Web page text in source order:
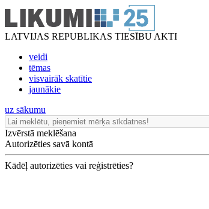
LATVIJAS REPUBLIKAS TIESĪBU AKTI
veidi
tēmas
visvairāk skatītie
jaunākie
uz sākumu
Izvērstā meklēšana
Autorizēties savā kontā
Kādēļ autorizēties vai reģistrēties?